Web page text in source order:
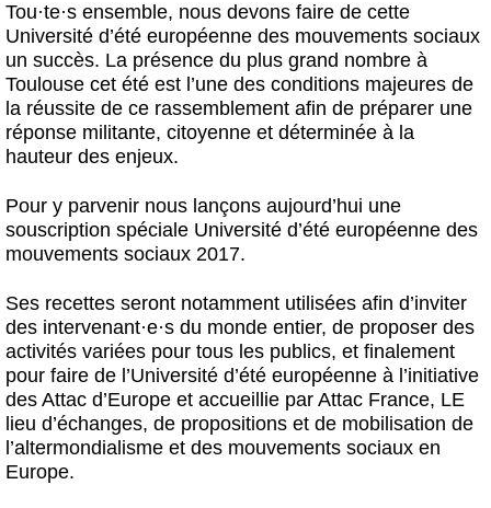
Tou·te·s ensemble, nous devons faire de cette
Université d’été européenne des mouvements sociaux
un succès. La présence du plus grand nombre à
Toulouse cet été est l’une des conditions majeures de
la réussite de ce rassemblement afin de préparer une
réponse militante, citoyenne et déterminée à la
hauteur des enjeux.
Pour y parvenir nous lançons aujourd’hui une
souscription spéciale Université d’été européenne des
mouvements sociaux 2017.
Ses recettes seront notamment utilisées afin d’inviter
des intervenant·e·s du monde entier, de proposer des
activités variées pour tous les publics, et finalement
pour faire de l’Université d’été européenne à l’initiative
des Attac d’Europe et accueillie par Attac France, LE
lieu d’échanges, de propositions et de mobilisation de
l’altermondialisme et des mouvements sociaux en
Europe.